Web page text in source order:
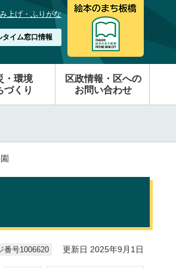
上げ・ふりがな
タイム窓口情報
・環境
づくり
区政情報・区への
お問い合わせ
番号1006620 更新日 2025年9月1日